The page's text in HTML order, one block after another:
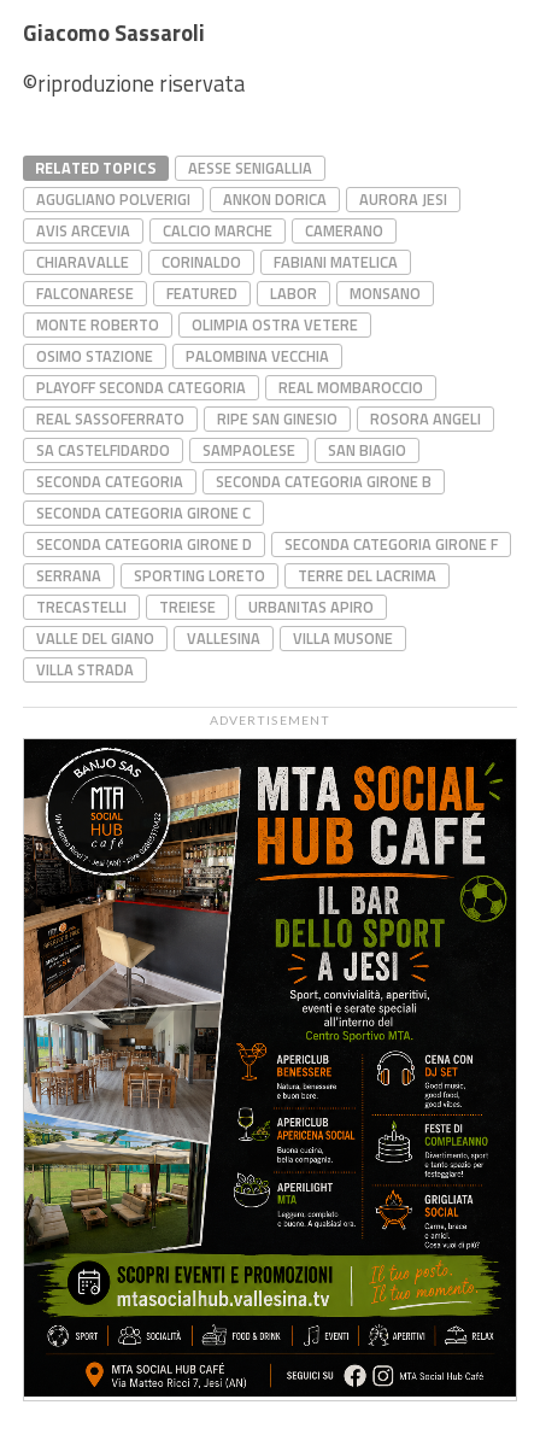
Giacomo Sassaroli
©riproduzione riservata
RELATED TOPICS
AESSE SENIGALLIA
AGUGLIANO POLVERIGI
ANKON DORICA
AURORA JESI
AVIS ARCEVIA
CALCIO MARCHE
CAMERANO
CHIARAVALLE
CORINALDO
FABIANI MATELICA
FALCONARESE
FEATURED LABOR
MONSANO
MONTE ROBERTO
OLIMPIA OSTRA VETERE
OSIMO STAZIONE
PALOMBINA VECCHIA
PLAYOFF SECONDA CATEGORIA
REAL MOMBAROCCIO
REAL SASSOFERRATO
RIPE SAN GINESIO
ROSORA ANGELI
SA CASTELFIDARDO
SAMPAOLESE
SAN BIAGIO
SECONDA CATEGORIA
SECONDA CATEGORIA GIRONE B
SECONDA CATEGORIA GIRONE C
SECONDA CATEGORIA GIRONE D
SECONDA CATEGORIA GIRONE F
SERRANA
SPORTING LORETO
TERRE DEL LACRIMA
TRECASTELLI
TREIESE
URBANITAS APIRO
VALLE DEL GIANO
VALLESINA
VILLA MUSONE
VILLA STRADA
ADVERTISEMENT